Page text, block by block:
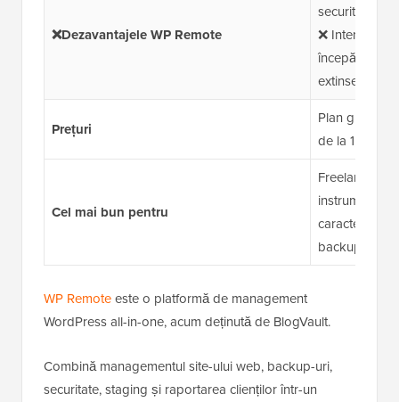
❌Dezavantajele WP Remote
securitate și
❌ Interfața
începători
extinse de
Prețuri
Plan gratuit
de la 1,99
Cel mai bun pentru
Freelanceri
instrument
caracteristici
backup.
WP Remoteeste o platformă de management
WordPress all-in-one, acum deținută de BlogVault.
Combină managementul site-ului web, backup-uri,
securitate, staging și raportarea clienților într-un